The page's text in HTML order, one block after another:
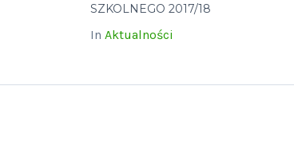
SZKOLNEGO 2017/18
In Aktualności